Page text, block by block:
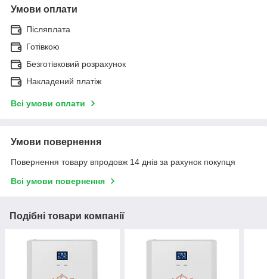
Умови оплати
Післяплата
Готівкою
Безготівковий розрахунок
Накладений платіж
Всі умови оплати
Умови повернення
Повернення товару впродовж 14 днів за рахунок покупця
Всі умови повернення
Подібні товари компанії